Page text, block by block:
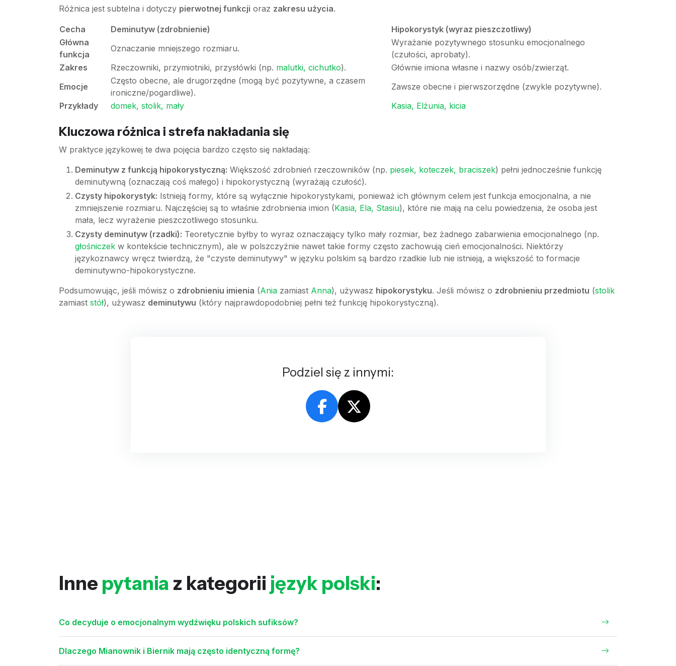
Różnica jest subtelna i dotyczy pierwotnej funkcji oraz zakresu użycia.
Cecha Deminutyw (zdrobnienie)
Hipokorystyk (wyraz pieszczotliwy)
Główna
funkcja
Oznaczanie mniejszego rozmiaru.
Wyrażanie pozytywnego stosunku emocjonalnego
(czułości, aprobaty).
Zakres
Rzeczowniki, przymiotniki, przysłówki (np. malutki, cichutko).
Głównie imiona własne i nazwy osób/zwierząt.
Emocje
Często obecne, ale drugorzędne (mogą być pozytywne, a czasem
ironiczne/pogardliwe).
Zawsze obecne i pierwszorzędne (zwykle pozytywne).
Przykłady
domek, stolik, mały Kasia, Elżunia, kicia
Kluczowa różnica i strefa nakładania się
W praktyce językowej te dwa pojęcia bardzo często się nakładają:
Deminutyw z funkcją hipokorystyczną: Większość zdrobnień rzeczowników (np. piesek, koteczek, braciszek) pełni jednocześnie funkcję
deminutywną (oznaczają coś małego) i hipokorystyczną (wyrażają czułość).
Czysty hipokorystyk: Istnieją formy, które są wyłącznie hipokorystykami, ponieważ ich głównym celem jest funkcja emocjonalna, a nie
zmniejszenie rozmiaru. Najczęściej są to właśnie zdrobnienia imion (Kasia, Ela, Stasiu), które nie mają na celu powiedzenia, że osoba jest
mała, lecz wyrażenie pieszczotliwego stosunku.
Czysty deminutyw (rzadki): Teoretycznie byłby to wyraz oznaczający tylko mały rozmiar, bez żadnego zabarwienia emocjonalnego (np.
głośniczek w kontekście technicznym), ale w polszczyźnie nawet takie formy często zachowują cień emocjonalności. Niektórzy
językoznawcy wręcz twierdzą, że "czyste deminutywy" w języku polskim są bardzo rzadkie lub nie istnieją, a większość to formacje
deminutywno-hipokorystyczne.
Podsumowując, jeśli mówisz o zdrobnieniu imienia (Ania zamiast Anna), używasz hipokorystyku. Jeśli mówisz o zdrobnieniu przedmiotu (stolik
zamiast stół), używasz deminutywu (który najprawdopodobniej pełni też funkcję hipokorystyczną).
Podziel się z innymi:
Inne pytania z kategorii język polski:
Co decyduje o emocjonalnym wydźwięku polskich sufiksów?
Dlaczego Mianownik i Biernik mają często identyczną formę?